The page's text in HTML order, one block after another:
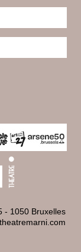
- 1050 Bruxelles